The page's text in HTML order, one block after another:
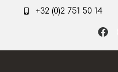
+32 (0)2 751 50 14